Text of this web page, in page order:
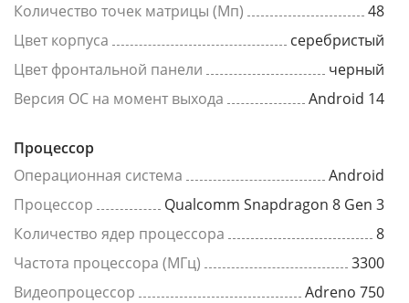
Количество точек матрицы (Мп)
48
Цвет корпуса
серебристый
Цвет фронтальной панели
черный
Версия ОС на момент выхода
Android 14
Процессор
Операционная система
Android
Процессор
Qualcomm Snapdragon 8 Gen 3
Количество ядер процессора
8
Частота процессора (МГц)
3300
Видеопроцессор
Adreno 750